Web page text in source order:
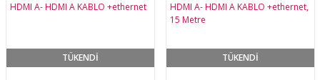
TÜKENDİ TÜKENDİ